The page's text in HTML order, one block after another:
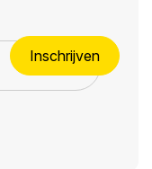
Inschrijven